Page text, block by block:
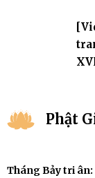
Phật
Tháng Bảy tri ân: